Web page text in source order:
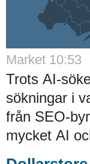
Market 10:53
Trots AI-
sökningar i
från SEO-
mycket AI